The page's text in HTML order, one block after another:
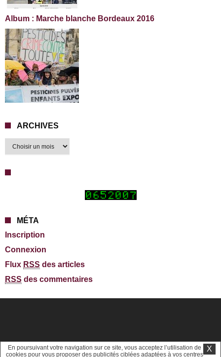
Album : Marche blanche Bordeaux 2016
ARCHIVES
MÉTA
Inscription
Connexion
Flux RSS des articles
RSS des commentaires
En poursuivant votre navigation sur ce site, vous acceptez l’utilisation de
cookies pour vous proposer des publicités ciblées adaptées à vos centres
X